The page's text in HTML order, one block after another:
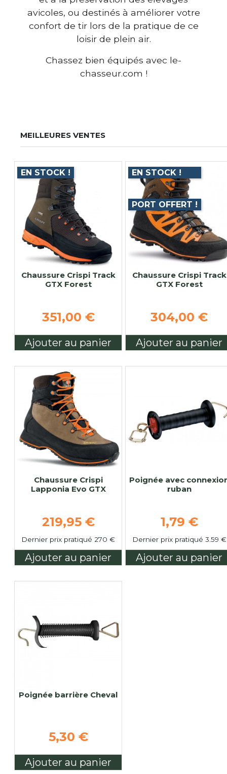
avicoles, ou destinés à améliorer votre
confort de tir lors de la pratique de ce
loisir de plein air.
Chassez bien équipés avec le-
chasseur.com !
MEILLEURES VENTES
Chaussure Crispi Track
GTX Forest
351,00 €
EN STOCK !
Ajouter au panier
Chaussure Crispi Track
GTX Forest
304,00 €
EN STOCK !
PORT OFFERT !
Ajouter au panier
Chaussure Crispi
Lapponia Evo GTX
Prix de base
219,95 €
Dernier prix pratiqué 270 €
Ajouter au panier
Poignée avec
ruban
Prix de
1,79 €
Dernier prix pratiqué 3.59 €
Ajouter au panier
Poignée barrière Cheval
5,30 €
Ajouter au panier